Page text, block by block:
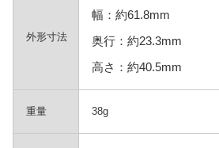
外形寸法
幅：約61.8mm
奥行：約23.3mm
高さ：約40.5mm
重量 38g